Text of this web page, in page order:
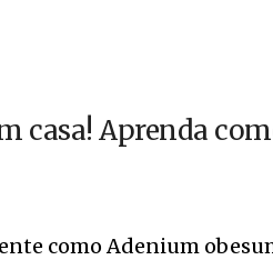
casa! Aprenda
como Adenium